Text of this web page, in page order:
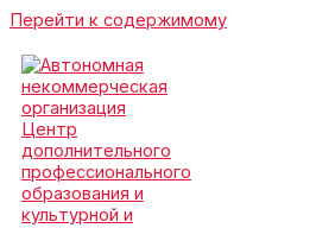
Перейти к содержимому